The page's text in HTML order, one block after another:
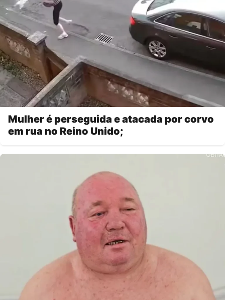
Mulher é perseguida e atacada por corvo
em rua no Reino Unido;